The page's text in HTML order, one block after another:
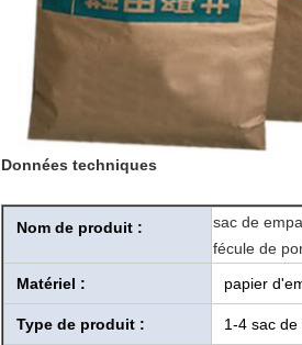
Données techniques
Nom de produit :
sac de
fécule de
Matériel :
papier
Type de produit : 1-4 sac